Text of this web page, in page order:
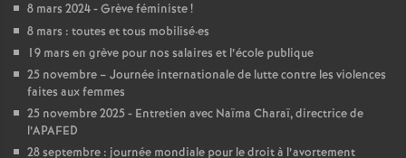
d
e
S
8 mars 2024 - Grève féministe!
8 mars : toutes et tous mobilisé·es
19 mars en grève pour nos salaires et l’école publique
25 novembre – Journée internationale de lutte contre les violences
faites aux femmes
25 novembre 2025 - Entretien avec Naïma Charaï, directrice de
l’APAFED
28 septembre : journée mondiale pour le droit à l’avortement